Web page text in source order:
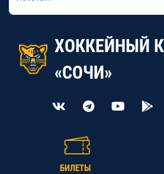
ХОККЕЙНЫЙ
«СОЧИ»
БИЛЕТЫ